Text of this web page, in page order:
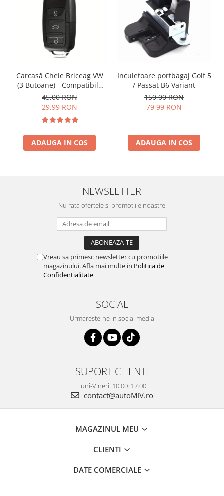
Carcasă Cheie Briceag VW
(3 Butoane) - Compatibilă
Golf 5, Jetta, Touran etc
45,00 RON
29,99 RON
ADAUGA IN COS
Incuietoare portbagaj Golf 5
/ Passat B6 Variant
150,00 RON
79,99 RON
ADAUGA IN COS
NEWSLETTER
Nu rata ofertele si promotiile noastre
Vreau sa primesc newsletter cu promotiile
magazinului. Afla mai multe in Politica de
Confidentialitate
SOCIAL
Urmareste-ne in social media
SUPORT CLIENTI
Luni-Vineri: 10:00: 17:00
contact@autoMIV.ro
MAGAZINUL MEU
CLIENTI
DATE COMERCIALE